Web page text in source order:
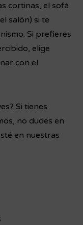
cortinas, el sofá
salón) si te
Si prefieres
elige
con el
Si tienes
no dudes en
en nuestras